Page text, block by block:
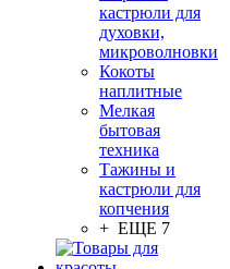
кастрюли для
духовки,
микроволновки
Кокоты
наплитные
Мелкая
бытовая
техника
Тажины и
кастрюли для
копчения
+ ЕЩЕ 7